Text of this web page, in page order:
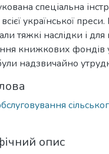
спеціальна
української
тяжкі наслідки і
книжкових фондів
надзвичайно
опис